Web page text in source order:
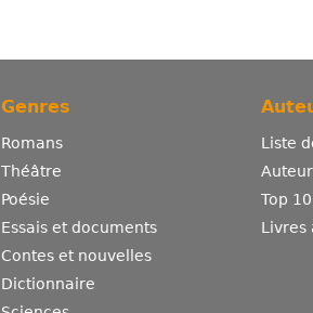
Genres
Romans
Théâtre
Poésie
Essais et documents
Contes et nouvelles
Dictionnaire
Liste
Top
Livres